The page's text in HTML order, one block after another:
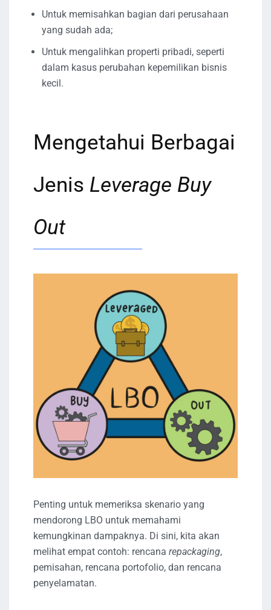
Untuk memisahkan bagian dari perusahaan
yang sudah ada;
Untuk mengalihkan properti pribadi, seperti
dalam kasus perubahan kepemilikan bisnis
kecil.
Mengetahui Berbagai
Jenis Leverage Buy
Out
Penting untuk memeriksa skenario yang
mendorong LBO untuk memahami
kemungkinan dampaknya. Di sini, kita akan
melihat empat contoh: rencana repackaging,
pemisahan, rencana portofolio, dan rencana
penyelamatan.